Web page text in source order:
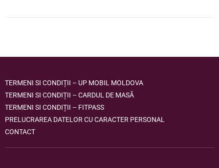
TERMENI SI CONDIȚII – UP MOBIL MOLDOVA
TERMENI SI CONDIȚII – CARDUL DE MASĂ
TERMENI SI CONDIȚII – FITPASS
PRELUCRAREA DATELOR CU CARACTER PERSONAL
CONTACT